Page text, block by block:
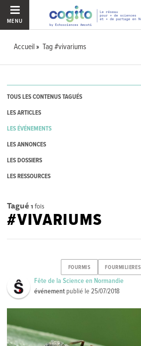
MENU
Accueil Tag #vivariums
TOUS LES CONTENUS TAGUÉS
LES ARTICLES
LES ÉVÉNEMENTS
LES ANNONCES
LES DOSSIERS
LES RESSOURCES
Tagué 1 fois
#VIVARIUMS
FOURMIS FOURMILIERES
Fête de la Science en Normandie
événement publié le25/07/2018